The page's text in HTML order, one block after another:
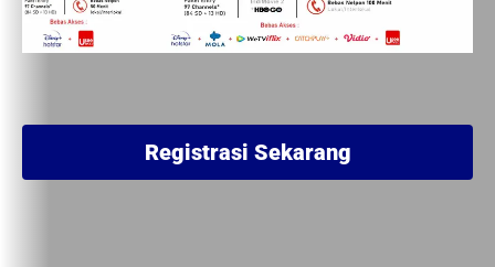
Registrasi Sekarang